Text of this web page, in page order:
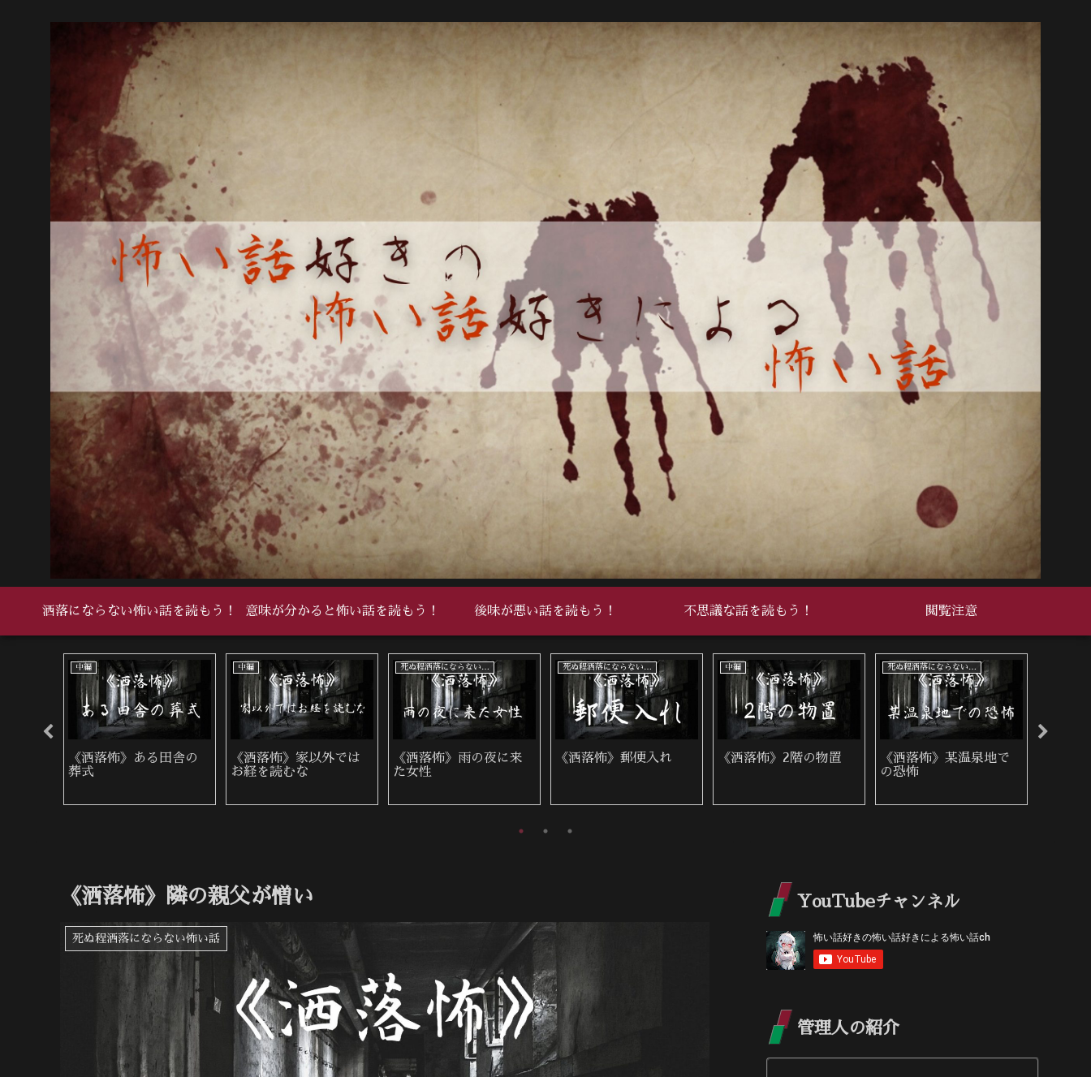
洒落にならない怖い話を読もう！ 意味が分かると怖い話を読もう！ 後味が悪い話を読もう！ 不思議な話を読もう！ 閲覧注意
死ぬ程洒落にならない怖い話
《洒落怖》喪服の女
死ぬ程洒落にならない怖い話
《洒落怖》近所の墓地
死ぬ程洒落にならない怖い話
《洒落怖》身内と他人
中編
《洒落怖》飛び降り自
死ぬ程洒落にならない怖い話
《洒落怖》ヤマ目
中編
《洒落怖》桜の咲く頃
《洒落怖》隣の親父が憎い
死ぬ程洒落にならない怖い話
YouTubeチャンネル
管理人の紹介